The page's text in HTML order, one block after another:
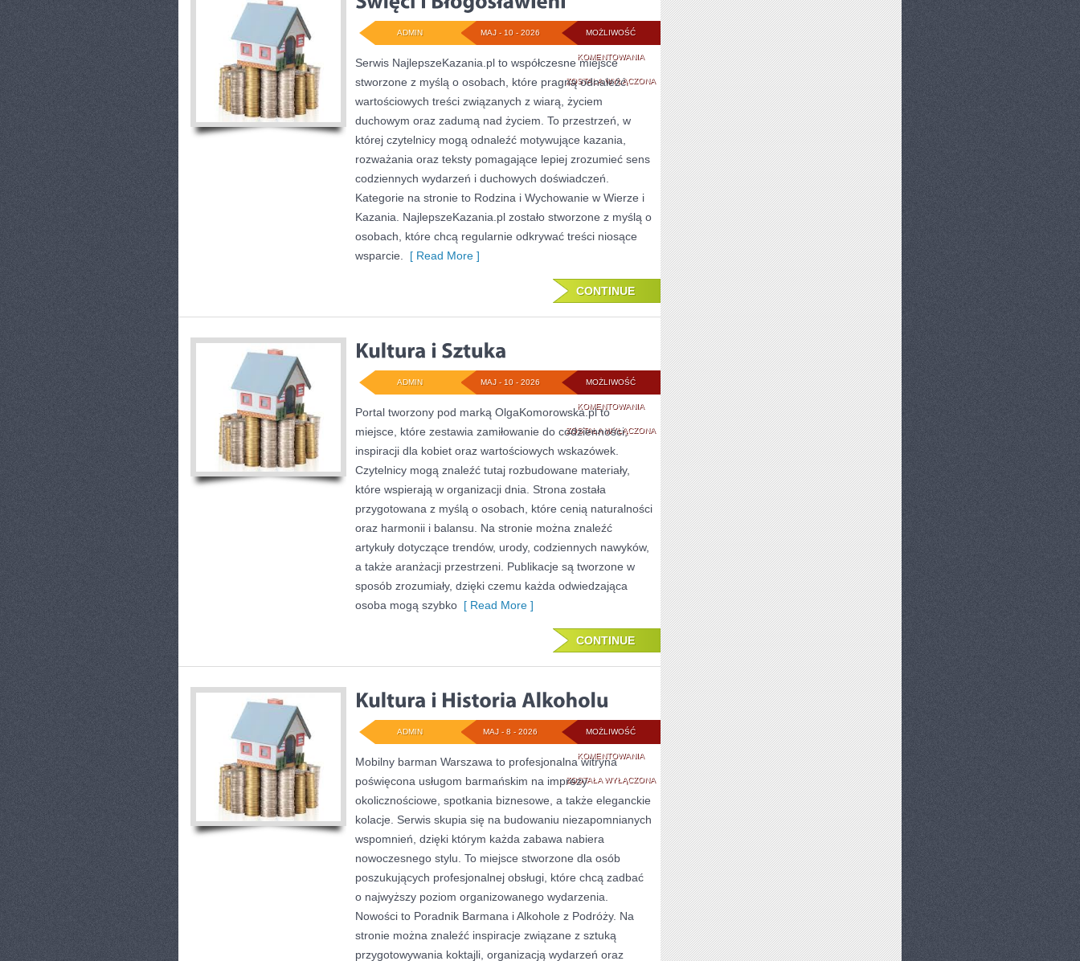
MOŻLIWOŚĆ
KOMENTOWANIAŚWIĘCI
I
BŁOGOSŁAWIENI
ZOSTAŁA WYŁĄCZONA
MAJ - 10 - 2026
ADMIN
Serwis NajlepszeKazania.pl to współczesne miejsce
stworzone z myślą o osobach, które pragną odnaleźć
wartościowych treści związanych z wiarą, życiem
duchowym oraz zadumą nad życiem. To przestrzeń, w
której czytelnicy mogą odnaleźć motywujące kazania,
rozważania oraz teksty pomagające lepiej zrozumieć sens
codziennych wydarzeń i duchowych doświadczeń.
Kategorie na stronie to Rodzina i Wychowanie w Wierze i
Kazania. NajlepszeKazania.pl zostało stworzone z myślą o
osobach, które chcą regularnie odkrywać treści niosące
wsparcie.
[ Read More ]
CONTINUE
MOŻLIWOŚĆ
KOMENTOWANIAKULTURA
I
SZTUKA
ZOSTAŁA WYŁĄCZONA
MAJ - 10 - 2026
ADMIN
Portal tworzony pod marką OlgaKomorowska.pl to
miejsce, które zestawia zamiłowanie do codzienności,
inspiracji dla kobiet oraz wartościowych wskazówek.
Czytelnicy mogą znaleźć tutaj rozbudowane materiały,
które wspierają w organizacji dnia. Strona została
przygotowana z myślą o osobach, które cenią naturalności
oraz harmonii i balansu. Na stronie można znaleźć
artykuły dotyczące trendów, urody, codziennych nawyków,
a także aranżacji przestrzeni. Publikacje są tworzone w
sposób zrozumiały, dzięki czemu każda odwiedzająca
osoba mogą szybko [ Read More ]
CONTINUE
MOŻLIWOŚĆ
KOMENTOWANIAKULTURA
I
HISTORIA
ALKOHOLU
ZOSTAŁA WYŁĄCZONA
MAJ - 8 - 2026
ADMIN
Mobilny barman Warszawa to profesjonalna witryna
poświęcona usługom barmańskim na imprezy
okolicznościowe, spotkania biznesowe, a także eleganckie
kolacje. Serwis skupia się na budowaniu niezapomnianych
wspomnień, dzięki którym każda zabawa nabiera
nowoczesnego stylu. To miejsce stworzone dla osób
poszukujących profesjonalnej obsługi, które chcą zadbać
o najwyższy poziom organizowanego wydarzenia.
Nowości to Poradnik Barmana i Alkohole z Podróży. Na
stronie można znaleźć inspiracje związane z sztuką
przygotowywania koktajli, organizacją wydarzeń oraz